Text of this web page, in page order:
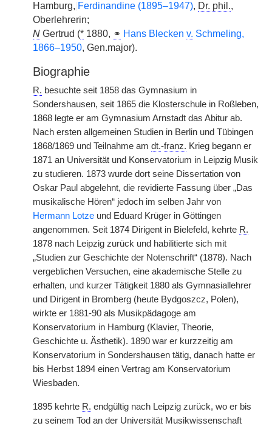
Hamburg, Ferdinandine (1895–1947), Dr. phil.,
Oberlehrerin;
N Gertrud (* 1880, ⚭ Hans Blecken v. Schmeling,
1866–1950, Gen.major).
Biographie
R. besuchte seit 1858 das Gymnasium in
Sondershausen, seit 1865 die Klosterschule in Roßleben,
1868 legte er am Gymnasium Arnstadt das Abitur ab.
Nach ersten allgemeinen Studien in Berlin und Tübingen
1868/1869 und Teilnahme am dt.-franz. Krieg begann er
1871 an Universität und Konservatorium in Leipzig Musik
zu studieren. 1873 wurde dort seine Dissertation von
Oskar Paul abgelehnt, die revidierte Fassung über „Das
musikalische Hören“ jedoch im selben Jahr von
Hermann Lotze und Eduard Krüger in Göttingen
angenommen. Seit 1874 Dirigent in Bielefeld, kehrte R.
1878 nach Leipzig zurück und habilitierte sich mit
„Studien zur Geschichte der Notenschrift“ (1878). Nach
vergeblichen Versuchen, eine akademische Stelle zu
erhalten, und kurzer Tätigkeit 1880 als Gymnasiallehrer
und Dirigent in Bromberg (heute Bydgoszcz, Polen),
wirkte er 1881-90 als Musikpädagoge am
Konservatorium in Hamburg (Klavier, Theorie,
Geschichte u. Ästhetik). 1890 war er kurzzeitig am
Konservatorium in Sondershausen tätig, danach hatte er
bis Herbst 1894 einen Vertrag am Konservatorium
Wiesbaden.
1895 kehrte R. endgültig nach Leipzig zurück, wo er bis
zu seinem Tod an der Universität Musikwissenschaft